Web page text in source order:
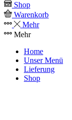
Shop
Warenkorb
Mehr
Mehr
Home
Unser Menü
Lieferung
Shop